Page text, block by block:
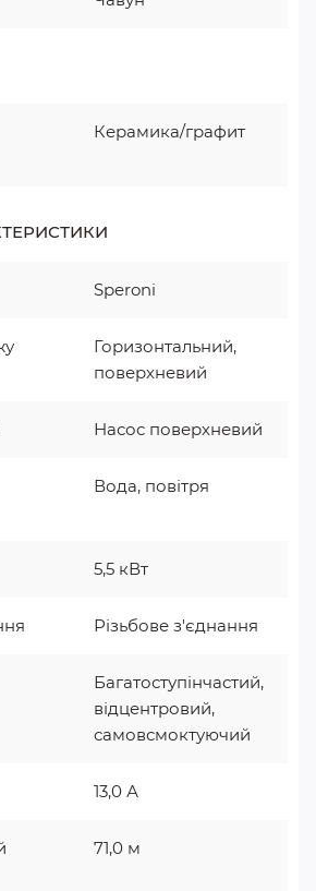
Керамика/графит
Speroni
Горизонтальний,
поверхневий
Насос поверхневий
Вода, повітря
5,5 кВт
Різьбове з'єднання
Багатоступінчастий,
відцентровий,
самовсмоктуючий
13,0 А
71,0 м